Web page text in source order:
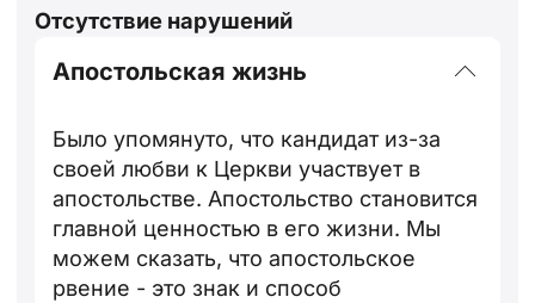
Отсутствие нарушений
Апостольская жизнь
Было упомянуто, что кандидат из-за
своей любви к Церкви участвует в
апостольстве. Апостольство становится
главной ценностью в его жизни. Мы
можем сказать, что апостольское
рвение - это знак и способ